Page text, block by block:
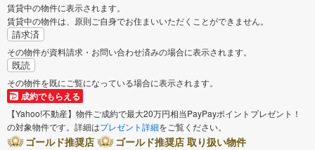
賃貸中の物件に表示されます。
賃貸中の物件は、原則ご自身でお住まいいただくことができません。
請求済
その物件が資料請求・お問い合わせ済みの場合に表示されます。
既読
その物件を既にご覧になっている場合に表示されます。
成約でもらえる
【Yahoo!不動産】物件ご成約で最大20万円相当PayPayポイントプレゼント！
の対象物件です。詳細はプレゼント詳細をご覧ください。
ゴールド推奨店
ゴールド推奨店 取り扱い物件